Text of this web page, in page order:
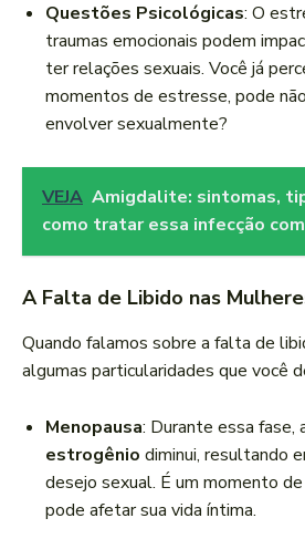
Questões Psicológicas: O
traumas emocionais podem
ter relações sexuais. Você já
momentos de estresse, pode
envolver sexualmente?
VEJA Amigdalite: sintomas,
como tratar essa infecção
A Falta de Libido nas
Quando falamos sobre a falta de
algumas particularidades que você
Menopausa: Durante essa fase,
estrogênio diminui, resultando
desejo sexual. É um momento
pode afetar sua vida íntima.